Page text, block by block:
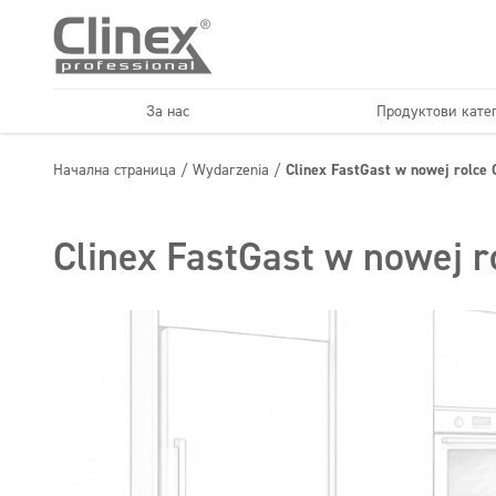
За нас Продуктови
неутрализатори
Хорец
Начална страница / Wydarzenia / Clinex FastGast w nowej rolce
Clinex FastGast w nowej